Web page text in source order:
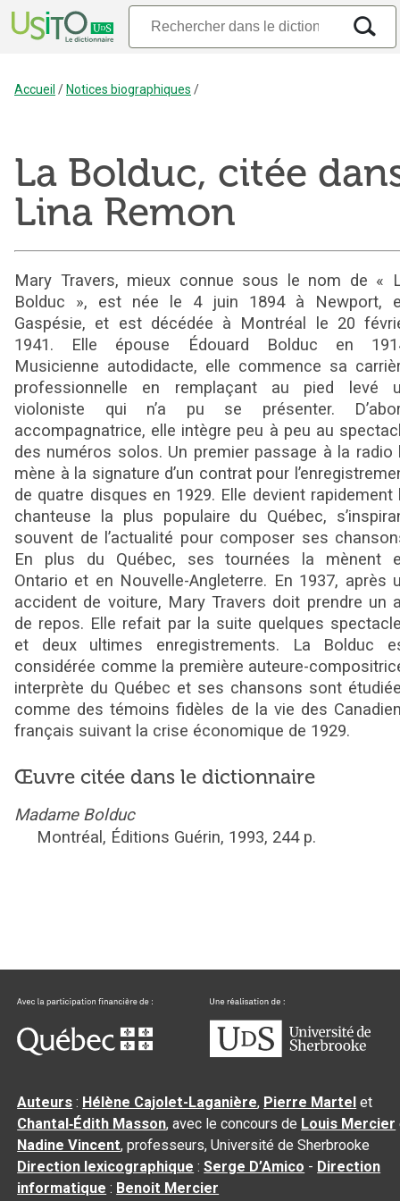
Accueil /Notices biographiques /
La Bolduc, citée
Lina Remon
Mary Travers, mieux connue sous le nom de «
Bolduc », est née le 4 juin 1894 à Newport,
Gaspésie, et est décédée à Montréal le 20
1941. Elle épouse Édouard Bolduc en
Musicienne autodidacte, elle commence sa
professionnelle en remplaçant au pied levé
violoniste qui n’a pu se présenter.
accompagnatrice, elle intègre peu à peu au
des numéros solos. Un premier passage à la radio
mène à la signature d’un contrat pour
de quatre disques en 1929. Elle devient rapidement
chanteuse la plus populaire du Québec,
souvent de l’actualité pour composer ses
En plus du Québec, ses tournées la mènent
Ontario et en Nouvelle-Angleterre. En 1937, après
accident de voiture, Mary Travers doit prendre un
de repos. Elle refait par la suite quelques
et deux ultimes enregistrements. La Bolduc
considérée comme la première auteure-
interprète du Québec et ses chansons sont
comme des témoins fidèles de la vie des
français suivant la crise économique de 1929.
Œuvre citée dans le dictionnaire
Madame Bolduc
Montréal, Éditions Guérin, 1993, 244 p.
Auteurs : Hélène Cajolet-Laganière, Pierre Martel et
Chantal‑Édith Masson, avec le concours de Louis Mercier
Nadine Vincent, professeurs, Université de Sherbrooke
Direction lexicographique :Serge D’Amico - Direction
informatique : Benoit Mercier